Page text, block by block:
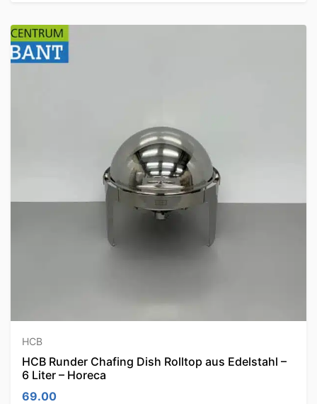
HCB
HCB Runder Chafing Dish Rolltop aus Edelstahl –
6 Liter – Horeca
69.00